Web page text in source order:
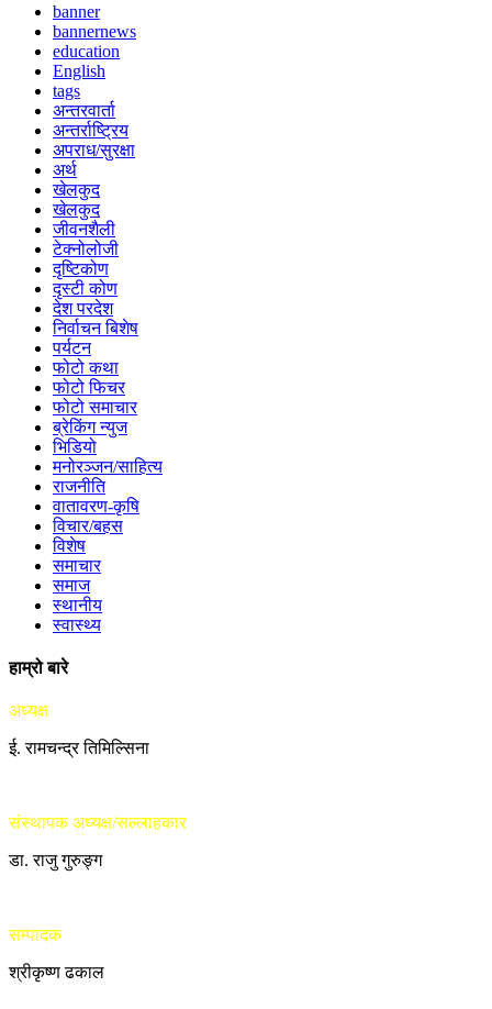
banner
bannernews
education
English
tags
अन्तरवार्ता
अन्तर्राष्ट्रिय
अपराध/सुरक्षा
अर्थ
खेलकुद
खेलकुद
जीवनशैली
टेक्नोलोजी
दृष्टिकोण
दृस्टी कोण
देश परदेश
निर्वाचन बिशेष
पर्यटन
फोटो कथा
फोटो फिचर
फोटो समाचार
ब्रेकिंग न्युज
भिडियो
मनोरञ्जन/साहित्य
राजनीति
वातावरण-कृषि
विचार/बहस
विशेष
समाचार
समाज
स्थानीय
स्वास्थ्य
हाम्रो बारे
अध्यक्ष
ई. रामचन्द्र तिमिल्सिना
संस्थापक अध्यक्ष/सल्लाहकार
डा. राजु गुरुङ्ग
सम्पादक
श्रीकृष्ण ढकाल